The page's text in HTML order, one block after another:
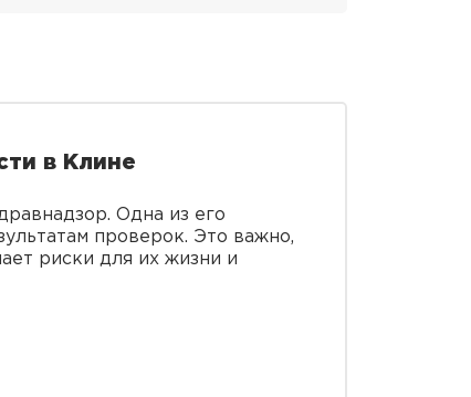
в Клине
Одна из его
проверок. Это важно,
риски для их жизни и